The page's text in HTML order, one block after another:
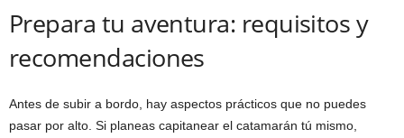
Prepara tu aventura: requisitos y
recomendaciones
Antes de subir a bordo, hay aspectos prácticos que no puedes
pasar por alto. Si planeas capitanear el catamarán tú mismo,